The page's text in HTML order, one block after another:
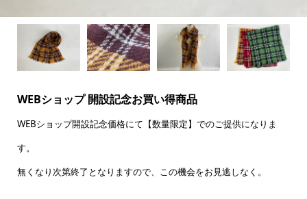
WEBショップ 開設記念お買い得商品
WEBショップ開設記念価格にて【数量限定】でのご提供になりま
す。
無くなり次第終了となりますので、この機会をお見逃しなく。